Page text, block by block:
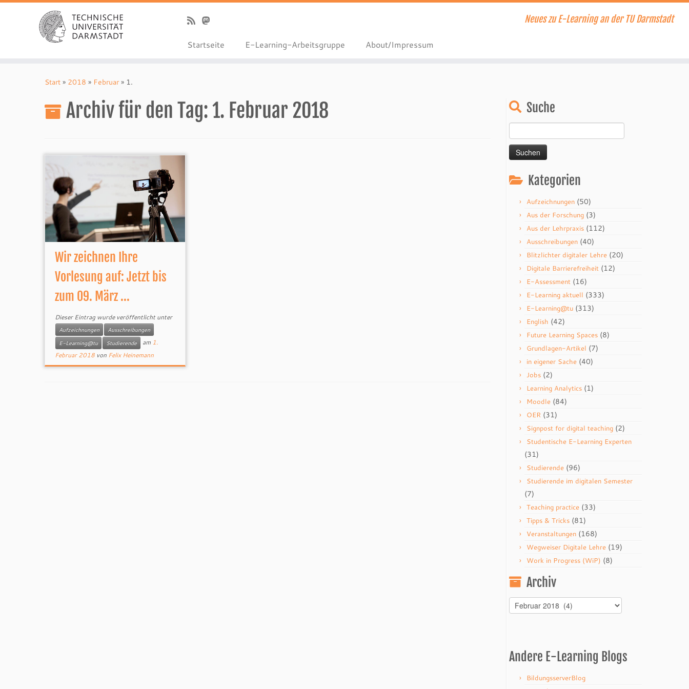
Neues zu E-Learning an der TU Darmstadt
Startseite E-Learning-Arbeitsgruppe About/Impressum
Start » 2018 » Februar » 1.
Archiv für den Tag:1. Februar 2018
Wir zeichnen Ihre
Vorlesung auf: Jetzt bis
zum 09. März ...
Dieser Eintrag wurde veröffentlicht unter
Aufzeichnungen
Ausschreibungen
E-Learning@tu
Studierende am 1.
Februar 2018 von Felix Heinemann
Suche
nach:
Kategorien
Aufzeichnungen (50)
Aus der Forschung (3)
Aus der Lehrpraxis (112)
Ausschreibungen (40)
Blitzlichter digitaler Lehre (20)
Digitale Barrierefreiheit (12)
E-Assessment (16)
E-Learning aktuell (333)
E-Learning@tu (313)
English (42)
Future Learning Spaces (8)
Grundlagen-Artikel (7)
in eigener Sache (40)
Jobs (2)
Learning Analytics (1)
Moodle (84)
OER (31)
Signpost for digital teaching (2)
Studentische E-Learning Experten
(31)
Studierende (96)
Studierende im digitalen Semester
(7)
Teaching practice (33)
Tipps & Tricks (81)
Veranstaltungen (168)
Wegweiser Digitale Lehre (19)
Work in Progress (WiP) (8)
Archiv
Archiv
Andere E-Learning Blogs
BildungsserverBlog